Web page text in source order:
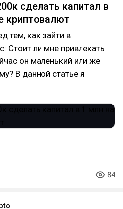
сделать капитал в
криптовалют
тем, как зайти в
Стоит ли мне привлекать
он маленький или же
В данной статье я
84